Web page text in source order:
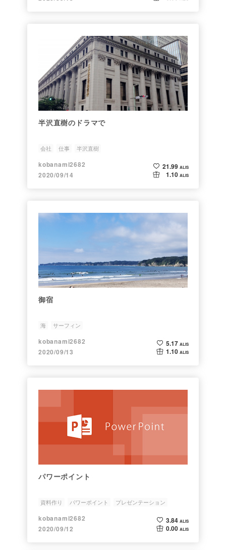
半沢直樹のドラマで
会社 仕事 半沢直樹
kobanami2682
2020/09/14
21.99 ALIS
1.10 ALIS
御宿
海 サーフィン
kobanami2682
2020/09/13
5.17 ALIS
1.10 ALIS
パワーポイント
資料作り パワーポイント プレゼンテーション
kobanami2682
2020/09/12
3.84 ALIS
0.00 ALIS